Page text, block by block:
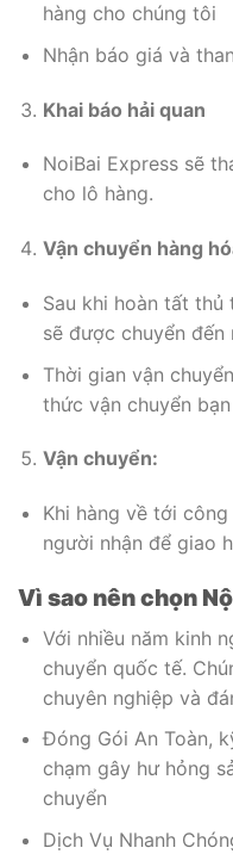
hàng cho chúng tôi
Nhận báo giá và
Khai báo hải quan
NoiBai Express sẽ
cho lô hàng.
Vận chuyển hàng
Sau khi hoàn tất thủ
sẽ được chuyển đến
Thời gian vận
thức vận chuyển
Vận chuyển:
Khi hàng về tới
người nhận để giao
Vì sao nên chọn
Với nhiều năm kinh
chuyển quốc tế.
chuyên nghiệp và
Đóng Gói An Toàn,
chạm gây hư hỏng
chuyển
Dịch Vụ Nhanh